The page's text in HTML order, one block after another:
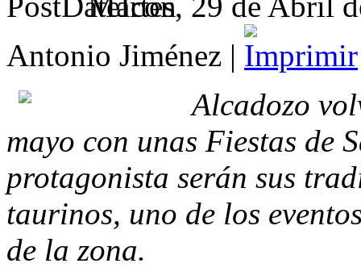
Antonio Jiménez |
Alcadozo
mayo con unas Fiestas de
protagonista serán sus
taurinos, uno de los
de la zona.